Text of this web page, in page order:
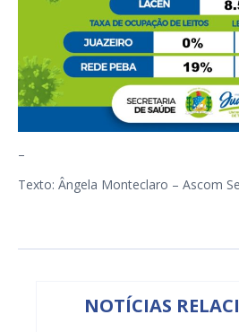
–
Texto: Ângela Monteclaro – Ascom
NOTÍCIAS